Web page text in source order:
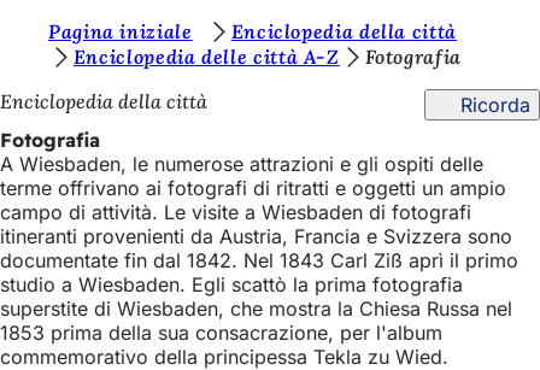
Vai al contenuto
e
t
e
q
u
i
:
Pagina iniziale
Enciclopedia della città
Enciclopedia delle città A-Z
Fotografia
Enciclopedia della città
Ricorda
Fotografia
A Wiesbaden, le numerose attrazioni e gli ospiti delle
terme offrivano ai fotografi di ritratti e oggetti un ampio
campo di attività. Le visite a Wiesbaden di fotografi
itineranti provenienti da Austria, Francia e Svizzera sono
documentate fin dal 1842. Nel 1843 Carl Ziß aprì il primo
studio a Wiesbaden. Egli scattò la prima fotografia
superstite di Wiesbaden, che mostra la Chiesa Russa nel
1853 prima della sua consacrazione, per l'album
commemorativo della principessa Tekla zu Wied.